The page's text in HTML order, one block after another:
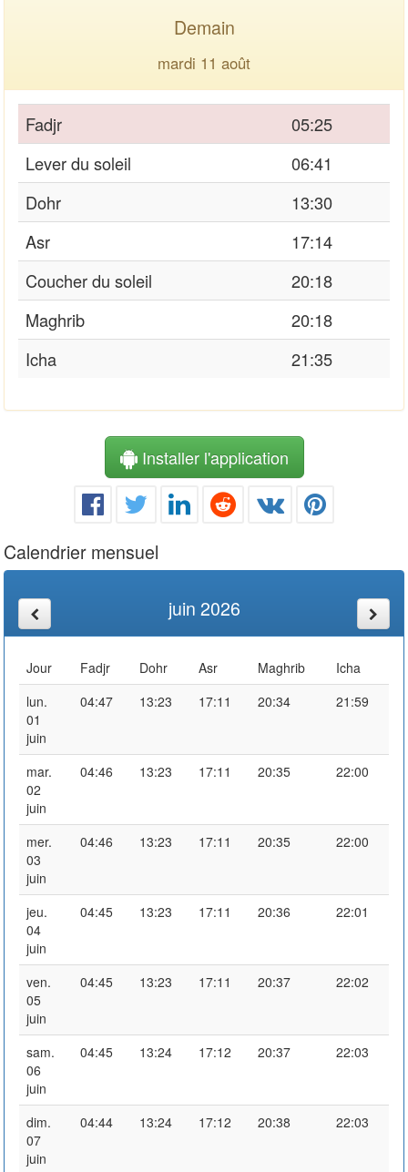
Demain
mardi 11 août
Fadjr
05:25
Lever du soleil
06:41
Dohr
13:30
Asr
17:14
Coucher du soleil
20:18
Maghrib
20:18
Icha
21:35
Installer l'application
Calendrier mensuel
juin 2026
Jour Fadjr Dohr Asr Maghrib
Icha
lun.
01
juin
04:47 13:23 17:11 20:34 21:59
mar.
02
juin
04:46 13:23 17:11 20:35 22:00
mer.
03
juin
04:46 13:23 17:11 20:35 22:00
jeu.
04
juin
04:45 13:23 17:11 20:36 22:01
ven.
05
juin
04:45 13:23 17:11 20:37 22:02
sam.
06
juin
04:45 13:24 17:12 20:37 22:03
dim.
07
juin
04:44 13:24 17:12 20:38 22:03